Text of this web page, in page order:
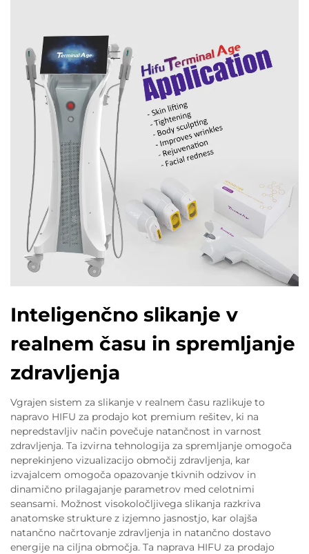
Inteligenčno slikanje v
realnem času in spremljanje
zdravljenja
Vgrajen sistem za slikanje v realnem času razlikuje to
napravo HIFU za prodajo kot premium rešitev, ki na
nepredstavljiv način povečuje natančnost in varnost
zdravljenja. Ta izvirna tehnologija za spremljanje omogoča
neprekinjeno vizualizacijo območij zdravljenja, kar
izvajalcem omogoča opazovanje tkivnih odzivov in
dinamično prilagajanje parametrov med celotnimi
seansami. Možnost visokoločljivega slikanja razkriva
anatomske strukture z izjemno jasnostjo, kar olajša
natančno načrtovanje zdravljenja in natančno dostavo
energije na ciljna območja. Ta naprava HIFU za prodajo